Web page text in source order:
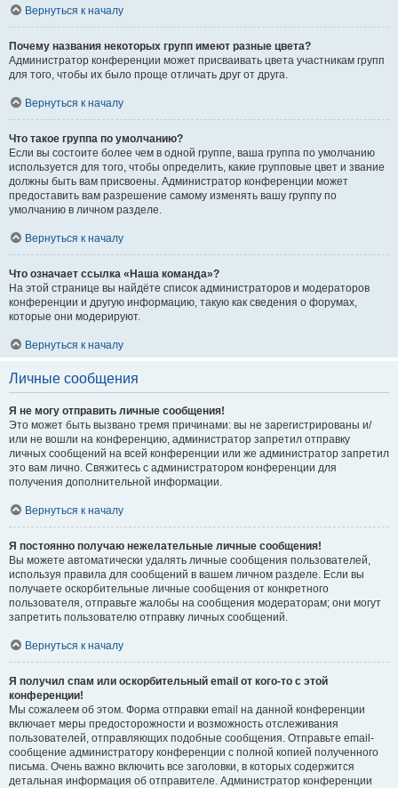
Вернуться к началу
Почему названия некоторых групп имеют разные цвета?
Администратор конференции может присваивать цвета участникам групп
для того, чтобы их было проще отличать друг от друга.
Вернуться к началу
Что такое группа по умолчанию?
Если вы состоите более чем в одной группе, ваша группа по умолчанию
используется для того, чтобы определить, какие групповые цвет и звание
должны быть вам присвоены. Администратор конференции может
предоставить вам разрешение самому изменять вашу группу по
умолчанию в личном разделе.
Вернуться к началу
Что означает ссылка «Наша команда»?
На этой странице вы найдёте список администраторов и модераторов
конференции и другую информацию, такую как сведения о форумах,
которые они модерируют.
Вернуться к началу
Личные сообщения
Я не могу отправить личные сообщения!
Это может быть вызвано тремя причинами: вы не зарегистрированы и/
или не вошли на конференцию, администратор запретил отправку
личных сообщений на всей конференции или же администратор запретил
это вам лично. Свяжитесь с администратором конференции для
получения дополнительной информации.
Вернуться к началу
Я постоянно получаю нежелательные личные сообщения!
Вы можете автоматически удалять личные сообщения пользователей,
используя правила для сообщений в вашем личном разделе. Если вы
получаете оскорбительные личные сообщения от конкретного
пользователя, отправьте жалобы на сообщения модераторам; они могут
запретить пользователю отправку личных сообщений.
Вернуться к началу
Я получил спам или оскорбительный email от кого-то с этой
конференции!
Мы сожалеем об этом. Форма отправки email на данной конференции
включает меры предосторожности и возможность отслеживания
пользователей, отправляющих подобные сообщения. Отправьте email-
сообщение администратору конференции с полной копией полученного
письма. Очень важно включить все заголовки, в которых содержится
детальная информация об отправителе. Администратор конференции